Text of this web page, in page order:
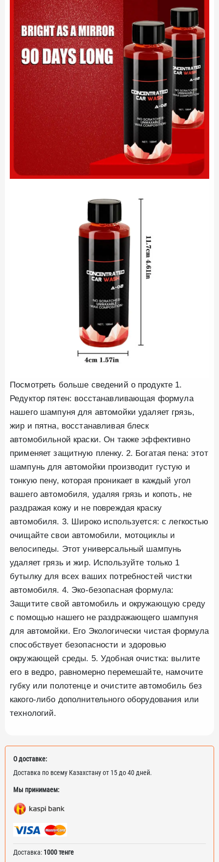
Посмотреть больше сведений о продукте 1.
Редуктор пятен: восстанавливающая формула
нашего шампуня для автомойки удаляет грязь,
жир и пятна, восстанавливая блеск
автомобильной краски. Он также эффективно
применяет защитную пленку. 2. Богатая пена: этот
шампунь для автомойки производит густую и
тонкую пену, которая проникает в каждый угол
вашего автомобиля, удаляя грязь и копоть, не
раздражая кожу и не повреждая краску
автомобиля. 3. Широко используется: с легкостью
очищайте свои автомобили, мотоциклы и
велосипеды. Этот универсальный шампунь
удаляет грязь и жир. Используйте только 1
бутылку для всех ваших потребностей чистки
автомобиля. 4. Эко-безопасная формула:
Защитите свой автомобиль и окружающую среду
с помощью нашего не раздражающего шампуня
для автомойки. Его Экологически чистая формула
способствует безопасности и здоровью
окружающей среды. 5. Удобная очистка: вылите
его в ведро, равномерно перемешайте, намочите
губку или полотенце и очистите автомобиль без
какого-либо дополнительного оборудования или
технологий.
О доставке:
Доставка по всему Казахстану от 15 до 40 дней.
Мы принимаем:
Доставка: 1000 тенге